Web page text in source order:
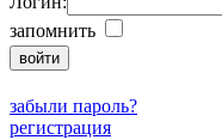
запомнить
забыли пароль?
регистрация